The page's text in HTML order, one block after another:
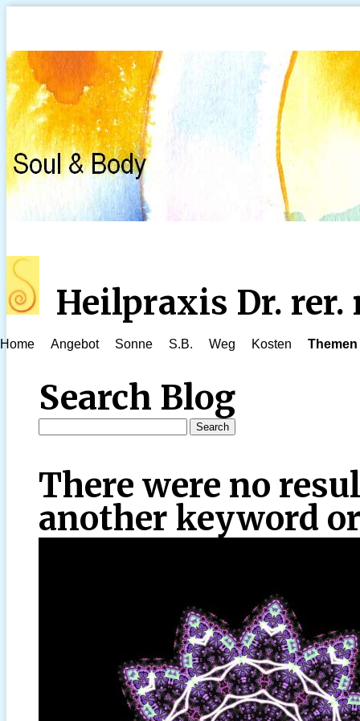
Heilpraxis Dr. rer.
Home Angebot Sonne S.B. Weg Kosten Themen
Search Blog
There were no
another keyword